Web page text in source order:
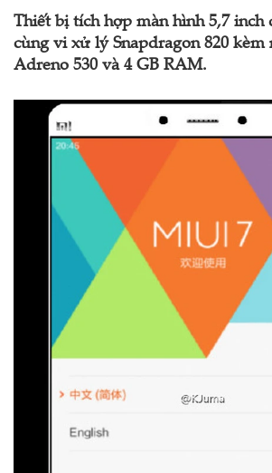
Thiết bị tích hợp màn hình 5,7 inch
cùng vi xử lý Snapdragon 820 kèm
Adreno 530 và 4 GB RAM.